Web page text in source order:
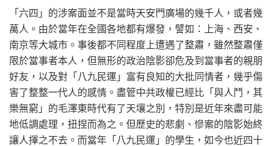
「六四」的涉案面並不是當時天安門廣場的幾千人，或者幾
萬人。由於當年在全國各地都有爆發，譬如：上海、西安、
南京等大城市。事後都不同程度上遭遇了整肅，雖然整肅僅
限於當事者本人，但無形的政治陰影卻危及到當事者的親朋
好友，以及對「八九民運」富有良知的大批同情者，幾乎傷
害了整整一代人的感情。盡管中共政權已經比「與人鬥，其
樂無窮」的毛澤東時代有了天壤之別，特別是近年來盡可能
地低調處理，扭捏而為之。但歷史的悲劇、慘案的陰影始終
讓人揮之不去。而當年「八九民運」的學生，如今也近四十